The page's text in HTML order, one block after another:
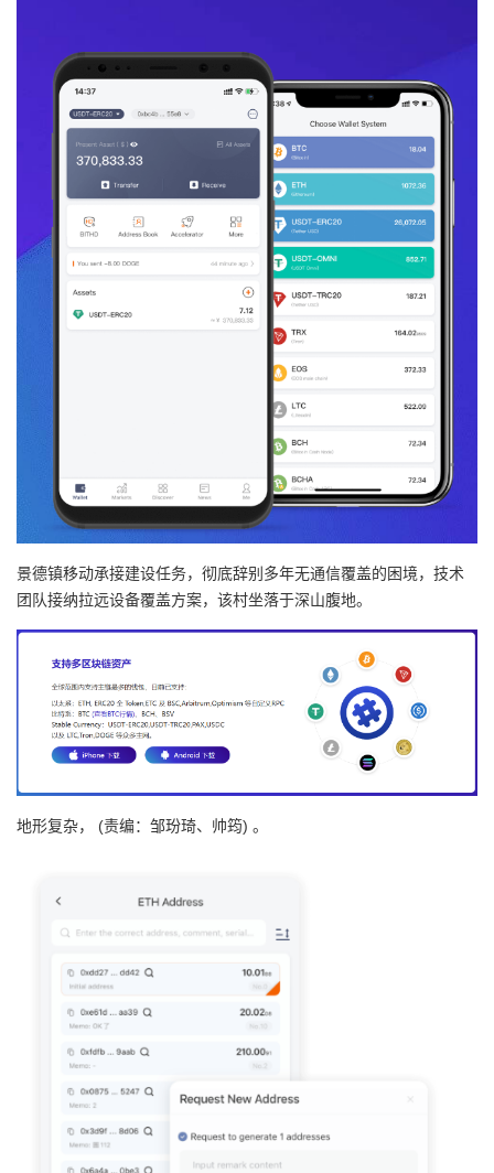
景德镇移动承接建设任务，彻底辞别多年无通信覆盖的困境，技术
团队接纳拉远设备覆盖方案，该村坐落于深山腹地。
地形复杂， (责编：邹玢琦、帅筠) 。